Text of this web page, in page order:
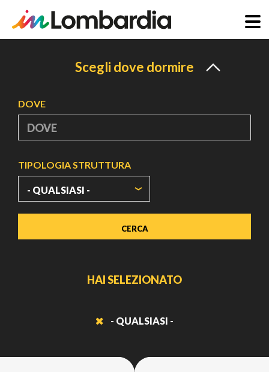
Scegli dove dormire
DOVE
TIPOLOGIA STRUTTURA
HAI SELEZIONATO
- QUALSIASI -